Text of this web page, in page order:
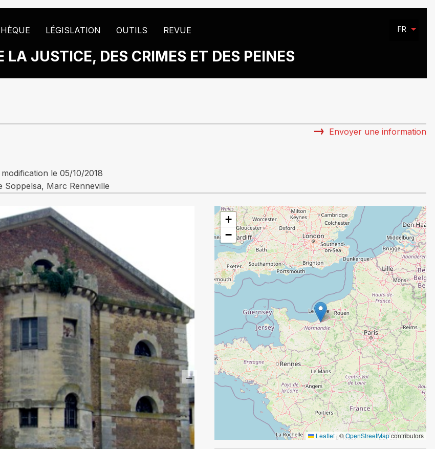
LÉGISLATION OUTILS REVUE
LA JUSTICE, DES CRIMES ET DES PEINES
FR
Envoyer une information
le 05/10/2018
Soppelsa, Marc Renneville
Façade et entrée principale de la prison de Pont-
Source : Réjane Boursier et Jean-Claude Vimont
+
−
Leaflet |©OpenStreetMapcontributors